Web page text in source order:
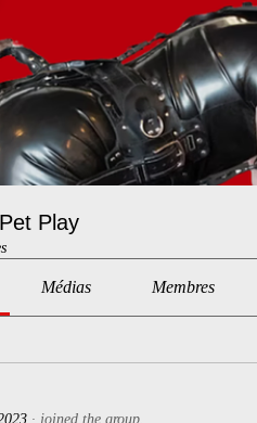
Play
Médias Membres
· joined the group.